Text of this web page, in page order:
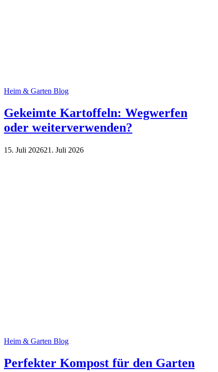
Heim & Garten Blog
Gekeimte Kartoffeln: Wegwerfen
oder weiterverwenden?
15. Juli 202621. Juli 2026
Heim & Garten Blog
Perfekter Kompost für den Garten